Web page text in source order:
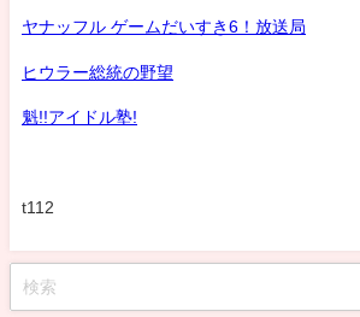
ヤナッフル ゲームだいすき6！放送局
ヒウラー総統の野望
魁!!アイドル塾!
t112